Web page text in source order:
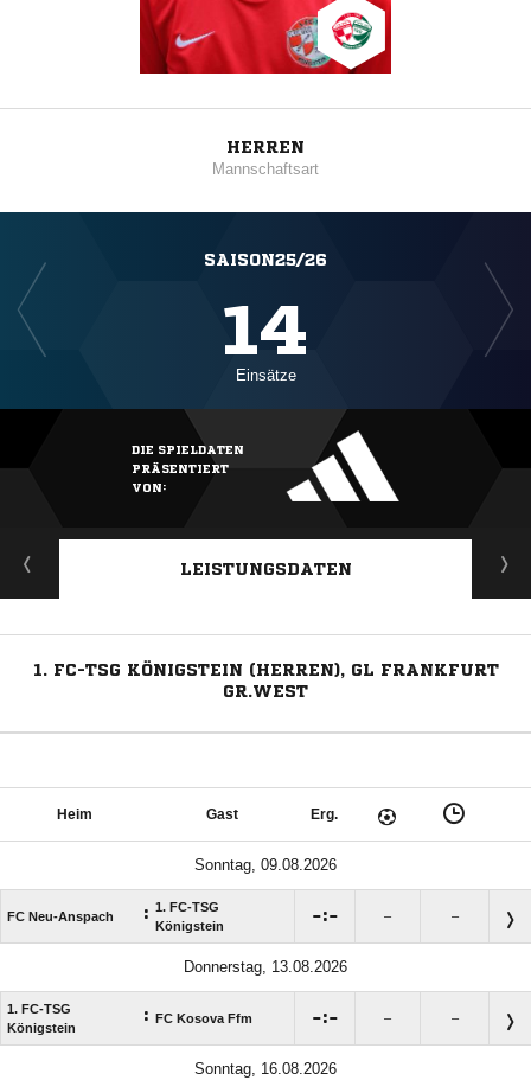
HERREN
Mannschaftsart
SAISON25/26
14
Einsätze
DIE SPIELDATEN
PRÄSENTIERT
VON:
LEISTUNGSDATEN
1. FC-TSG KÖNIGSTEIN (HERREN), GL FRANKFURT
GR.WEST
Heim Gast Erg.
Sonntag, 09.08.2026
FC Neu-Anspach : 1. FC-TSG
Königstein
: – –
Donnerstag, 13.08.2026
1. FC-TSG
Königstein
: FC Kosova Ffm : – –
Sonntag, 16.08.2026